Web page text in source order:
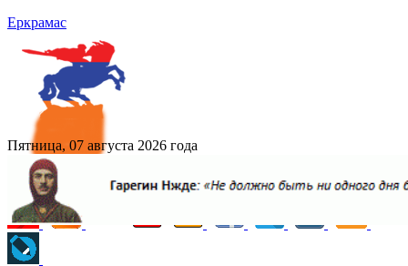
Еркрамас
Пятница, 07 августа 2026 года